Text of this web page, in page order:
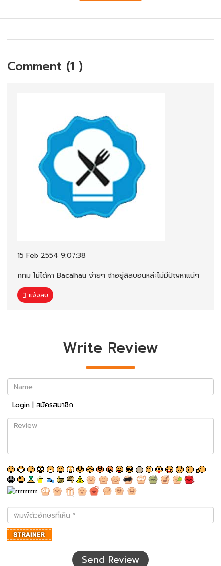
Comment (1 )
15 Feb 2554 9:07:38
กทม ไม่ได้หา Bacalhau ง่ายๆ ถ้าอยู่ลิสบอนหล่ะไม่มีปัญหาแน่ๆ
แจ้งลบ
Write Review
Name
Login | สมัครสมาชิก
Review
พิมพ์
ตัว
อักษร
ที่
Send Review